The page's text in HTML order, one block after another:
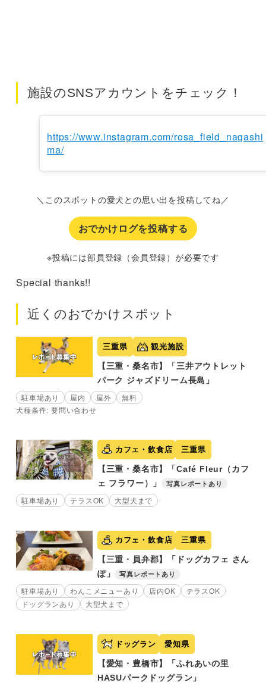
施設のSNSアカウントをチェック！
https://www.instagram.com/rosa_field_nagashi
ma/
＼このスポットの愛犬との思い出を投稿してね／
おでかけログを投稿する
※投稿には部員登録（会員登録）が必要です
Special thanks!!
近くのおでかけスポット
三重県 観光施設
【三重・桑名市】「三井アウトレット
パーク ジャズドリーム長島」
駐車場あり 屋内 屋外
無料
犬種条件: 要問い合わせ
カフェ・飲食店 三重県
【三重・桑名市】「Café Fleur（カフ
ェ フラワー）」
写真レポートあり
駐車場あり テラスOK 大型犬まで
カフェ・飲食店 三重県
【三重・員弁郡】「ドッグカフェ さん
ぽ」
写真レポートあり
駐車場あり わんこメニューあり 店内OK
テラスOK
ドッグランあり
大型犬まで
ドッグラン 愛知県
【愛知・豊橋市】「ふれあいの里
HASUパークドッグラン」